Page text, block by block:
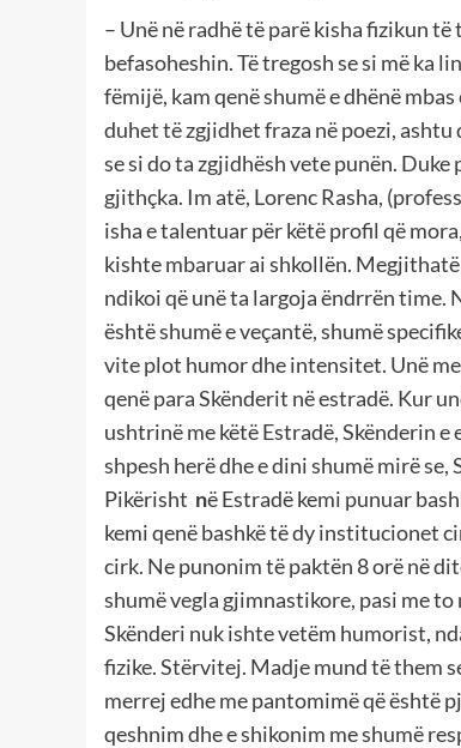
– Unë në radhë të parë kisha fizikun
befasoheshin. Të tregosh se si më ka
fëmijë, kam qenë shumë e dhënë
duhet të zgjidhet fraza në poezi, ashtu
se si do ta zgjidhësh vete punën.
gjithçka. Im atë, Lorenc Rasha,
isha e talentuar për këtë profil që
kishte mbaruar ai shkollën.
ndikoi që unë ta largoja ëndrrën
është shumë e veçantë, shumë
vite plot humor dhe intensitet. Unë
qenë para Skënderit në estradë. Kur
ushtrinë me këtë Estradë, Skënderin
shpesh herë dhe e dini shumë mirë
Pikërisht në Estradë kemi punuar
kemi qenë bashkë të dy institucionet
cirk. Ne punonim të paktën 8 orë në
shumë vegla gjimnastikore, pasi me
Skënderi nuk ishte vetëm humorist,
fizike. Stërvitej. Madje mund të them
merrej edhe me pantomimë që është
qeshnim dhe e shikonim me shumë